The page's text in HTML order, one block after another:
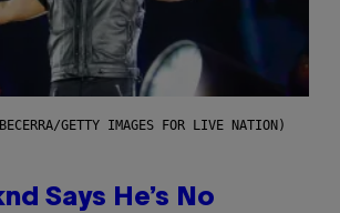
GETTY IMAGES FOR LIVE NATION)
Says He’s No